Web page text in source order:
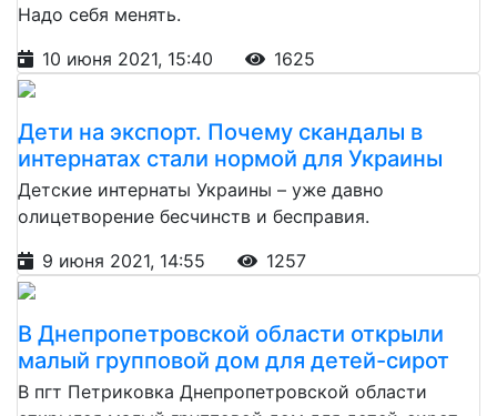
Надо себя менять.
10 июня 2021, 15:40
1625
Дети на экспорт. Почему скандалы в
интернатах стали нормой для Украины
Детские интернаты Украины – уже давно
олицетворение бесчинств и бесправия.
9 июня 2021, 14:55
1257
В Днепропетровской области открыли
малый групповой дом для детей-сирот
В пгт Петриковка Днепропетровской области